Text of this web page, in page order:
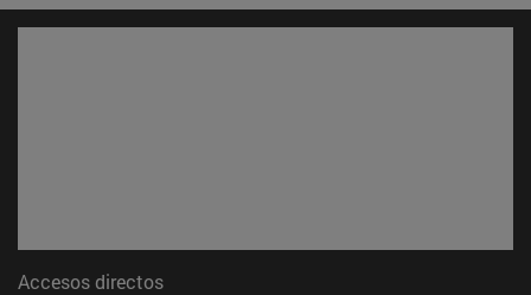
Accesos directos